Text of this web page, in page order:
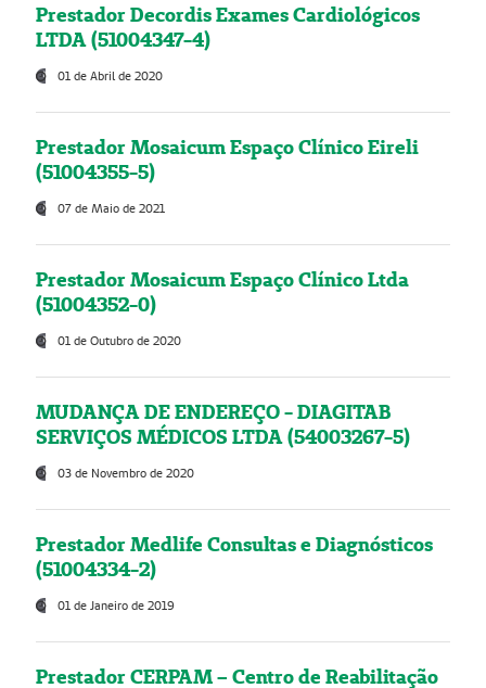
Prestador Decordis Exames Cardiológicos
LTDA (51004347-4)
01 de Abril de 2020
Prestador Mosaicum Espaço Clínico Eireli
(51004355-5)
07 de Maio de 2021
Prestador Mosaicum Espaço Clínico Ltda
(51004352-0)
01 de Outubro de 2020
MUDANÇA DE ENDEREÇO - DIAGITAB
SERVIÇOS MÉDICOS LTDA (54003267-5)
03 de Novembro de 2020
Prestador Medlife Consultas e Diagnósticos
(51004334-2)
01 de Janeiro de 2019
Prestador CERPAM – Centro de Reabilitação